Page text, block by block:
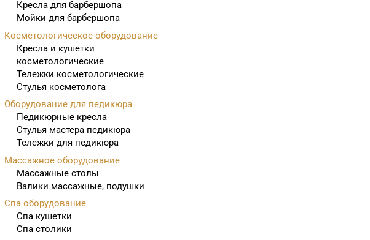
Кресла для барбершопа
Мойки для барбершопа
Косметологическое оборудование
Кресла и кушетки
косметологические
Тележки косметологические
Стулья косметолога
Оборудование для педикюра
Педикюрные кресла
Стулья мастера педикюра
Тележки для педикюра
Массажное оборудование
Массажные столы
Валики массажные, подушки
Спа оборудование
Спа кушетки
Спа столики